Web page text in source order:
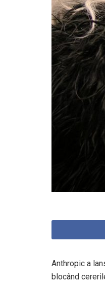
Anthropic a
blocând